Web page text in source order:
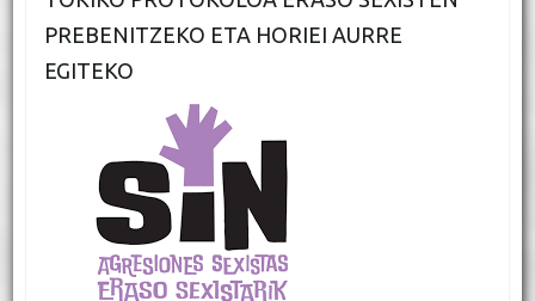
PREBENITZEKO ETA HORIEI AURRE
EGITEKO